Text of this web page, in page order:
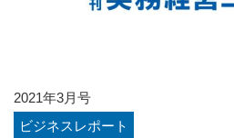
2021年3月号
ビジネスレポート